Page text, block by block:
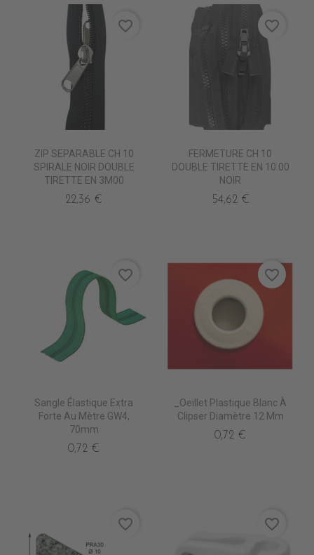
ZIP SEPARABLE CH 10
SPIRALE NOIR DOUBLE
TIRETTE EN 3M00
22,36 €
favorite_border
FERMETURE CH 10
DOUBLE TIRETTE EN 10.00
NOIR
54,62 €
favorite_border
Sangle Élastique Extra
Forte Au Mètre GW4,
70mm
0,72 €
favorite_border
_Oeillet Plastique Blanc À
Clipser Diamètre 12 Mm
0,72 €
favorite_border
favorite_border favorite_border